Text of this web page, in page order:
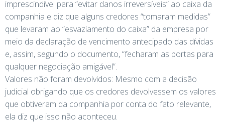
imprescindível para “evitar danos irreversíveis” ao caixa da
companhia e diz que alguns credores “tomaram medidas”
que levaram ao “esvaziamento do caixa” da empresa por
meio da declaração de vencimento antecipado das dívidas
e, assim, segundo o documento, “fecharam as portas para
qualquer negociação amigável”.
Valores não foram devolvidos: Mesmo com a decisão
judicial obrigando que os credores devolvessem os valores
que obtiveram da companhia por conta do fato relevante,
ela diz que isso não aconteceu.